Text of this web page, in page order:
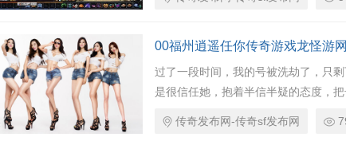
00福州逍遥任你传奇游戏龙怪游
过了一段时间，我的号被洗劫了，只
是很信任她，抱着半信半疑的态度，
传奇发布网-传奇sf发布网